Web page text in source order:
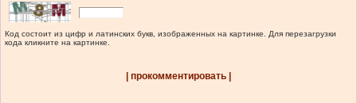
Код состоит из цифр и латинских букв, изображенных на картинке. Для перезагрузки
кода кликните на картинке.
| прокомментировать |